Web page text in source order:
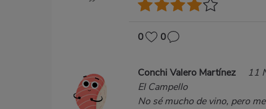
0 0
Conchi Valero Martínez
11
El Campello
No sé mucho de vino, pero